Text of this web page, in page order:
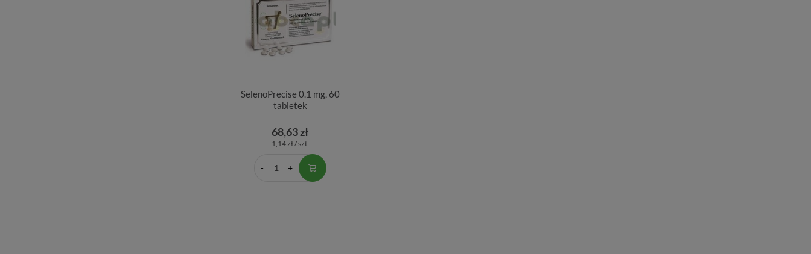
SelenoPrecise 0.1 mg, 60
tabletek
68,63 zł
1,14 zł / szt.